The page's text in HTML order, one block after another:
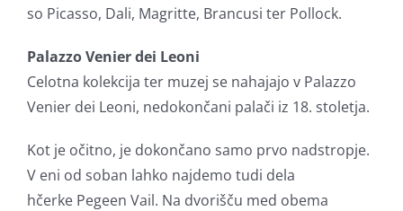
so Picasso, Dali, Magritte, Brancusi ter Pollock.
Palazzo Venier dei Leoni
Celotna kolekcija ter muzej se nahajajo v Palazzo
Venier dei Leoni, nedokončani palači iz 18. stoletja.
Kot je očitno, je dokončano samo prvo nadstropje.
V eni od soban lahko najdemo tudi dela
hčerke Pegeen Vail. Na dvorišču med obema